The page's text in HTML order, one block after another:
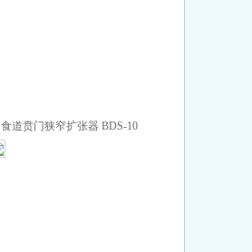
食道贲门狭窄扩张器 BDS-10